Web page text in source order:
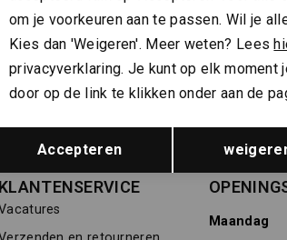
Meld je aan voor de
KLANTENSERVICE
Maandag
Terug
om je voorkeuren aan te passen. Wil je
Kies dan 'Weigeren'. Meer weten? Lees
privacyverklaring. Je kunt op elk
door op de link te klikken onder aan de
Accepteren